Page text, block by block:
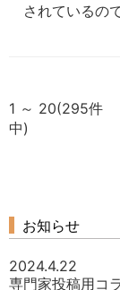
されているの
1 ～ 20(295件
中)
お知らせ
2024.4.22
専門家投稿用コ